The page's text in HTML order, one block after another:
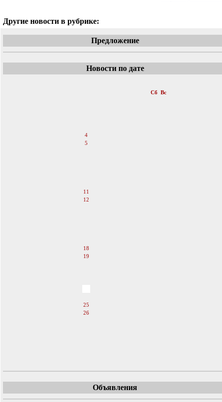
Другие новости в рубрике:
Предложение
Новости по дате
Сб Вс
4
5
11
12
18
19
25
26
Объявления